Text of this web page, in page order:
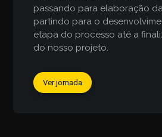
passando para elaboração
partindo para o
etapa do processo até a
do nosso projeto.
Ver jornada